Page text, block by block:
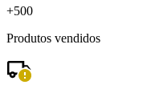
+500
Produtos vendidos